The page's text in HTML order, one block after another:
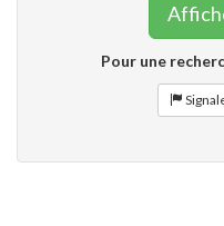
Pour une